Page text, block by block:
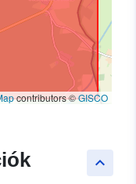
contributors ©GISCO
keyboard_arrow_up